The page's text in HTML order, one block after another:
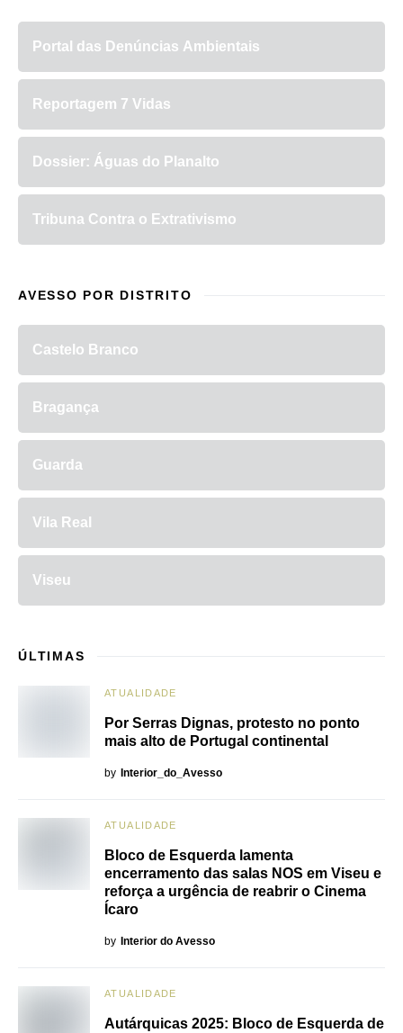
Portal das Denúncias Ambientais
Reportagem 7 Vidas
Dossier: Águas do Planalto
Tribuna Contra o Extrativismo
AVESSO POR DISTRITO
Castelo Branco
Bragança
Guarda
Vila Real
Viseu
ÚLTIMAS
ATUALIDADE
Por Serras Dignas, protesto no ponto
mais alto de Portugal continental
by Interior_do_Avesso
ATUALIDADE
Bloco de Esquerda lamenta
encerramento das salas NOS em Viseu e
reforça a urgência de reabrir o Cinema
Ícaro
by Interior do Avesso
ATUALIDADE
Autárquicas 2025: Bloco de Esquerda de